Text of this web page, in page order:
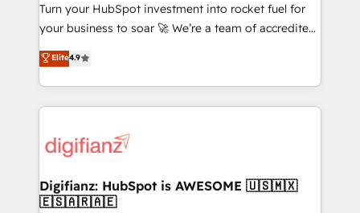
certified - the AI management standard • GuardHub:
our AI governance framework, built on ISO 42001
Ready for the next step? Click the 👈 '𝗖𝗼𝗻𝘁𝗮𝗰𝘁
𝗯𝘂𝘀𝗶𝗻𝗲𝘀𝘀' button to get in touch (𝘸𝘦'𝘳𝘦 𝘴𝘶𝘱𝘦𝘳
𝘳𝘦𝘴𝘱𝘰𝘯𝘴𝘪𝘷𝘦)
Turn your HubSpot investment into rocket fuel for
your business to soar 🚀 We’re a team of accredited
HubSpot experts ready to help you. We can
implement the platform into complex business
environments, optimise what you've got and make
sure you can actually use it, build your website in
for you and execute it on HubSpot. We are on the
framework, meaning we've been accredited by
HubSpot and vetted by the CCS, which means we
Elite4.9
Digifianz: HubSpot is AWESOME 🇺🇸🇲🇽
🇪🇸🇦🇷🇦🇪